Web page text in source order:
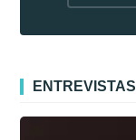
ENTREVISTAS